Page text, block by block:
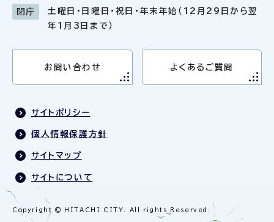
閉庁
土曜日・日曜日・祝日・年末年始（12月29日から翌
年1月3日まで）
お問い合わせ よくあるご質問
サイトポリシー
個人情報保護方針
サイトマップ
サイトについて
Copyright © HITACHI CITY. All rights Reserved.